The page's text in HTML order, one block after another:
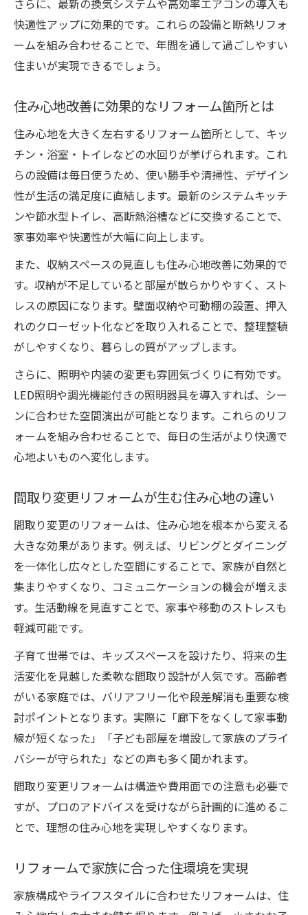
さらに、最新の換気システムや高効率エアコンの導入も
快適性アップに効果的です。これらの設備と断熱リフォ
ームを組み合わせることで、年間を通して過ごしやすい
住まいが実現できるでしょう。
住み心地改善に効果的なリフォーム箇所とは
住み心地を大きく左右するリフォーム箇所として、キッ
チン・浴室・トイレなどの水回りが挙げられます。これ
らの設備は毎日使うため、使い勝手や清掃性、デザイン
性が生活の満足度に直結します。最新のシステムキッチ
ンや節水型トイレ、高断熱浴槽などに交換することで、
家事効率や快適性が大幅に向上します。
また、収納スペースの見直しも住み心地改善に効果的で
す。収納が不足していると部屋が散らかりやすく、スト
レスの原因になります。壁面収納や可動棚の設置、押入
れのクローゼット化などを取り入れることで、整理整頓
がしやすくなり、暮らしの質がアップします。
さらに、照明や内装の変更も雰囲気づくりに有効です。
LED照明や調光機能付きの照明器具を導入すれば、シー
ンに合わせた空間演出が可能となります。これらのリフ
ォームを組み合わせることで、毎日の生活がより快適で
心地よいものへ変化します。
間取り変更リフォームが生む住み心地の違い
間取り変更のリフォームは、住み心地を根本から変える
大きな効果があります。例えば、リビングとダイニング
を一体化し広々とした空間にすることで、家族が自然と
集まりやすくなり、コミュニケーションの機会が増えま
す。生活動線を見直すことで、家事や移動のストレスも
軽減可能です。
子育て世帯では、キッズスペースを設けたり、将来の生
活変化を見越した柔軟な間取り設計が人気です。高齢者
がいる家庭では、バリアフリー化や段差解消も重要な検
討ポイントとなります。実際に「廊下をなくして家事動
線が短くなった」「子ども部屋を増設して家族のプライ
バシーが守られた」などの声も多く聞かれます。
間取り変更リフォームは構造や費用面での注意も必要で
すが、プロのアドバイスを受けながら計画的に進めるこ
とで、理想の住み心地を実現しやすくなります。
リフォームで家族に合った住環境を実現
家族構成やライフスタイルに合わせたリフォームは、住